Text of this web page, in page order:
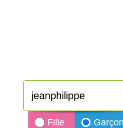
Fille Garçon